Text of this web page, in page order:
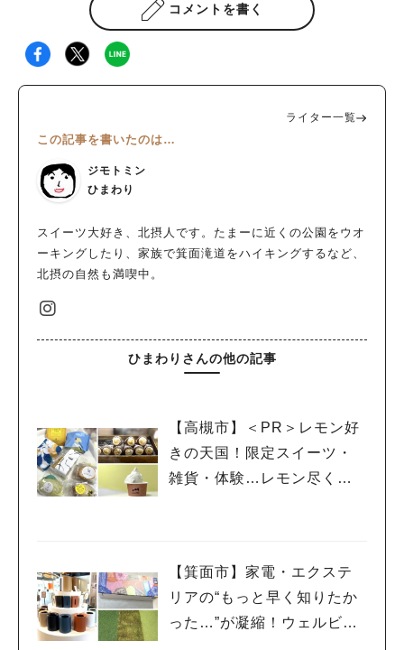
コメントを書く
ライター一覧
この記事を書いたのは…
ジモトミン
ひまわり
スイーツ大好き、北摂人です。たまーに近くの公園をウオ
ーキングしたり、家族で箕面滝道をハイキングするなど、
北摂の自然も満喫中。
ひまわりさんの他の記事
【高槻市】＜PR＞レモン好
きの天国！限定スイーツ・
雑貨・体験…レモン尽くし
【箕面市】家電・エクステ
リアの“もっと早く知りたか
った…”が凝縮！ウェルビー